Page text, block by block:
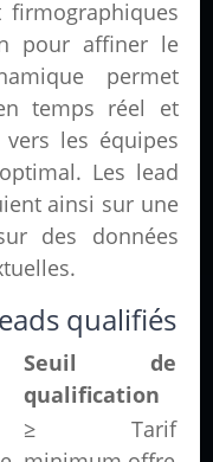
firmographiques
pour affiner le
permet
temps réel et
vers les équipes
Les lead
ainsi sur une
des données
qualifiés
Seuil de
qualification
≥ Tarif